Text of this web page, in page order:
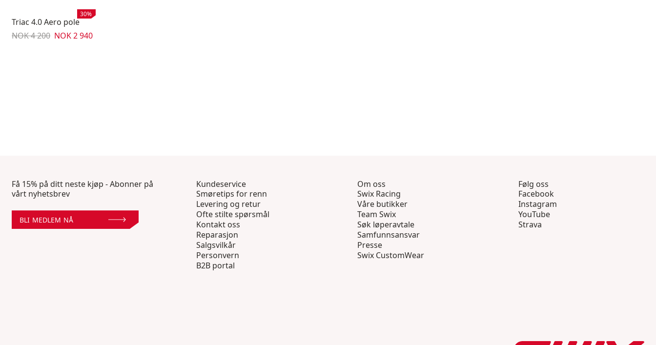
Salg:
30%
Triac 4.0 Aero pole
Originalpris:
NOK 4 200 Salgspris:
NOK 2 940
Få 15% på ditt neste kjøp - Abonner på
vårt nyhetsbrev
BLI MEDLEM NÅ
Kundeservice
Smøretips for renn
Levering og retur
Ofte stilte spørsmål
Kontakt oss
Reparasjon
Salgsvilkår
Personvern
B2B portal
Om oss
Swix Racing
Våre butikker
Team Swix
Søk løperavtale
Samfunnsansvar
Presse
Swix CustomWear
Følg oss
Facebook
Instagram
YouTube
Strava